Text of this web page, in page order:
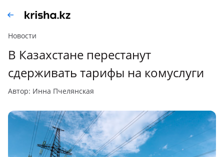
Новости
В Казахстане перестанут
сдерживать тарифы на комуслуги
автор: Инна Пчелянская